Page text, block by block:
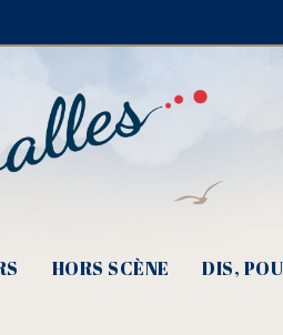
HORS SCÈNE DIS,